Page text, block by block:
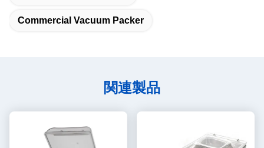
Commercial Vacuum Packer
関連製品